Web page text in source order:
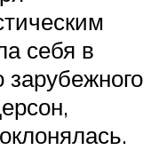
себя в
зарубежного